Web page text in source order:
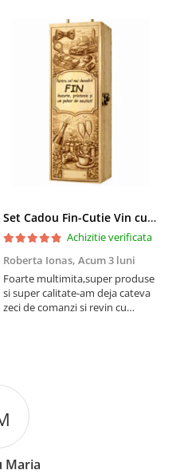
Set Cadou Fin-Cutie Vin cu Vin si Breloc Personalizate
Achizitie verificata
Roberta Ionas, Acum 3 luni
Foarte multimita,super produse
si super calitate-am deja cateva
zeci de comanzi si revin cu
Maria